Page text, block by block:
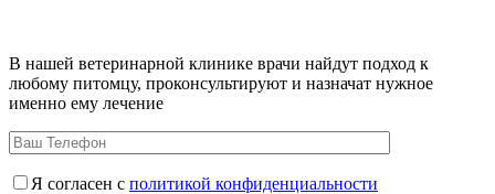
В нашей ветеринарной клинике врачи найдут подход к
любому питомцу, проконсультируют и назначат нужное
именно ему лечение
Я согласен с политикой конфиденциальности